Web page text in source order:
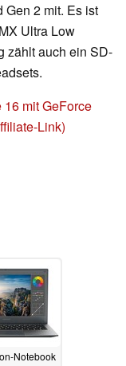
Gen 2 mit. Es ist
Ultra Low
zählt auch ein SD-
mit GeForce
Link)
Notebook